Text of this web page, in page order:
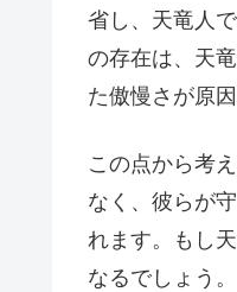
省し、天竜人
の存在は、天
た傲慢さが原
この点から考
なく、彼らが
れます。もし
なるでしょう。